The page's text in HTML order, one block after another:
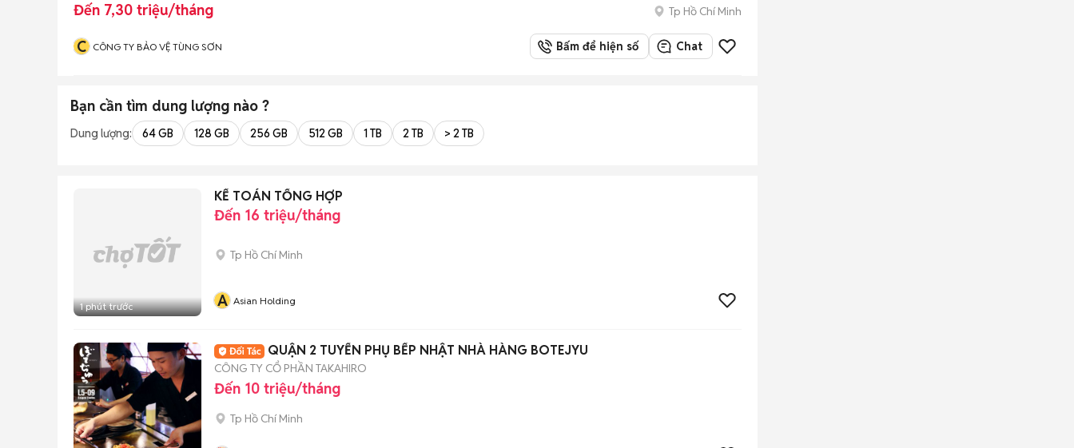
Đến 7,30 triệu/tháng Tp Hồ Chí Minh
C CÔNG TY BẢO VỆ TÙNG SƠN Bấm để hiện số Chat
Bạn cần tìm dung lượng nào ?
Dung lượng: 64 GB 128 GB 256 GB 512 GB 1 TB 2 TB > 2 TB
1 phút trước
KẾ TOÁN TỔNG HỢP
Đến 16 triệu/tháng
Tp Hồ Chí Minh
A Asian Holding
QUẬN 2 TUYỂN PHỤ BẾP NHẬT NHÀ HÀNG BOTEJYU
CÔNG TY CỔ PHẦN TAKAHIRO
Đến 10 triệu/tháng
Tp Hồ Chí Minh